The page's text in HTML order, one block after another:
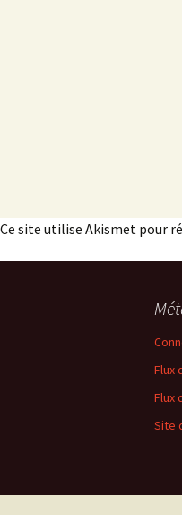
Ce site utilise Akismet pour
Flux
Flux
Site